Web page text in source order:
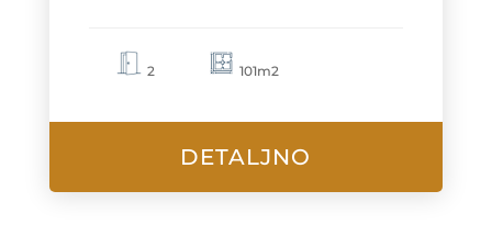
2 101m2
DETALJNO